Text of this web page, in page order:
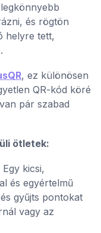
és rögtön
helyre tett,
, ez különösen
QR-kód köré
pár szabad
ötletek:
Egy kicsi,
és egyértelmű
gyűjts pontokat
vagy az